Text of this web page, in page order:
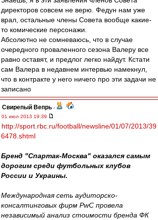
директоров совсем не верю. Федун нам уже
врал, остальные члены Совета вообще какие-
то комические персонажи.
Абсолютно не сомневаюсь, что в случае
очередного проваленного сезона Валеру все
равно оставят, и предлог легко найдут. Кстати
сам Валера в недавнем интервью намекнул,
что в контракте у него ничего про эти задачи не
записано
Свирепый Вепрь -
01 июл 2013 19:39
http://sport.rbc.ru/football/newsline/01/07/2013/39
6478.shtml
Бренд "Спартак-Москва" оказался самым
дорогим среди футбольных клубов
России и Украины.
Международная сеть аудиторско-
консалтинговых фирм PwC провела
независимый анализ стоимости бренда ФК